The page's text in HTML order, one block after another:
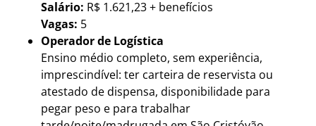
Salário: R$ 1.621,23 + benefícios
Vagas: 5
Operador de Logística
Ensino médio completo, sem experiência,
imprescindível: ter carteira de reservista ou
atestado de dispensa, disponibilidade para
pegar peso e para trabalhar